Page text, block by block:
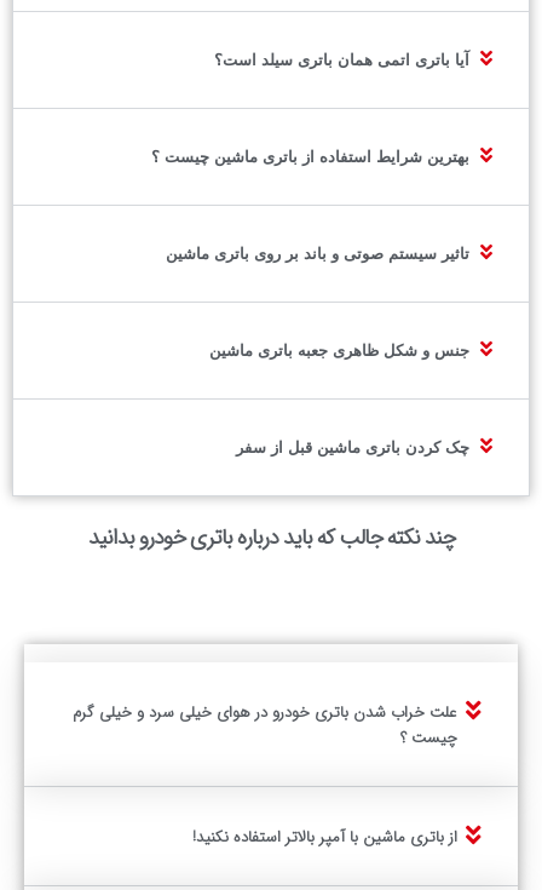
آیا باتری اتمی همان باتری سیلد است؟
بهترین شرایط استفاده از باتری ماشین چیست ؟
تاثیر سیستم صوتی و باند بر روی باتری ماشین
جنس و شکل ظاهری جعبه باتری ماشین
چک کردن باتری ماشین قبل از سفر
چند نکته جالب که باید درباره باتری خودرو بدانید
علت خراب شدن باتری خودرو در هوای خیلی سرد و خیلی گرم
چیست ؟
از باتری ماشین با آمپر بالاتر استفاده نکنید!